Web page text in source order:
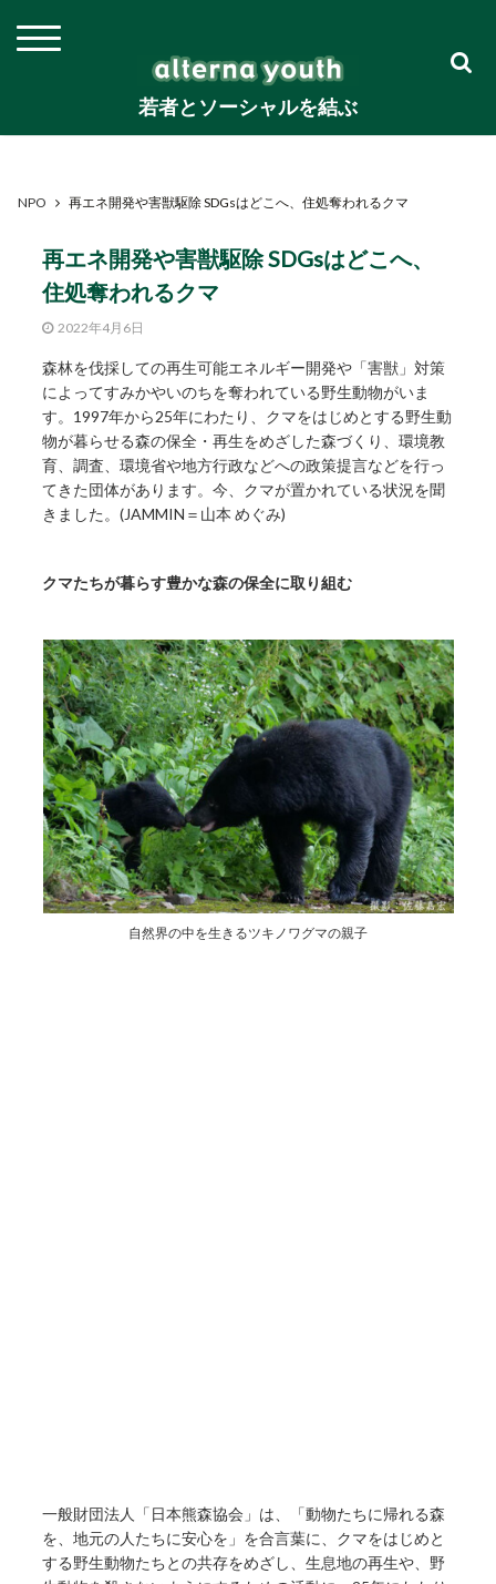
若者とソーシャルを結ぶ
NPO 再エネ開発や害獣駆除 SDGsはどこへ、住処奪われるクマ
再エネ開発や害獣駆除 SDGsはどこへ、
住処奪われるクマ
2022年4月6日
森林を伐採しての再生可能エネルギー開発や「害獣」対策
によってすみかやいのちを奪われている野生動物がいま
す。1997年から25年にわたり、クマをはじめとする野生動
物が暮らせる森の保全・再生をめざした森づくり、環境教
育、調査、環境省や地方行政などへの政策提言などを行っ
てきた団体があります。今、クマが置かれている状況を聞
きました。(JAMMIN＝山本 めぐみ)
クマたちが暮らす豊かな森の保全に取り組む
自然界の中を生きるツキノワグマの親子
一般財団法人「日本熊森協会」は、「動物たちに帰れる森
を、地元の人たちに安心を」を合言葉に、クマをはじめと
する野生動物たちとの共存をめざし、生息地の再生や、野